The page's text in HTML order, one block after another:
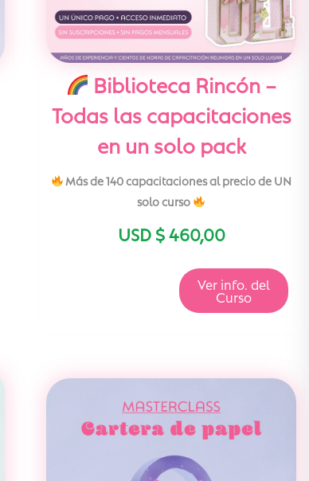
Biblioteca Rincón –
Todas las capacitaciones
en un solo pack
Más de 140 capacitaciones al precio de UN
solo curso
USD $460,00
Ver info. del
Curso